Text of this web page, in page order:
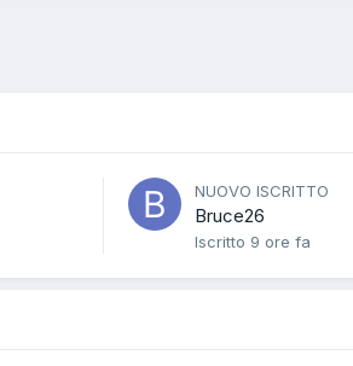
NUOVO ISCRITTO
Bruce26
Iscritto 9 ore fa